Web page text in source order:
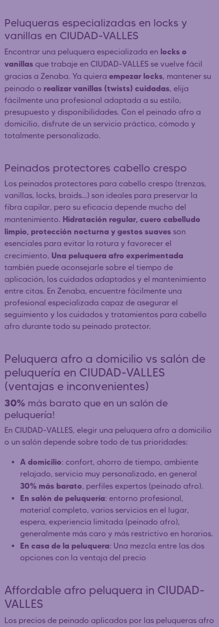
Peluqueras especializadas en locks y
vanillas en CIUDAD-VALLES
Encontrar una peluquera especializada en locks o
vanillas que trabaje en CIUDAD-VALLES se vuelve fácil
gracias a Zenaba. Ya quiera empezar locks, mantener su
peinado o realizar vanillas (twists) cuidadas, elija
fácilmente una profesional adaptada a su estilo,
presupuesto y disponibilidades. Con el peinado afro a
domicilio, disfrute de un servicio práctico, cómodo y
totalmente personalizado.
Peinados protectores cabello crespo
Los peinados protectores para cabello crespo (trenzas,
vanillas, locks, braids…) son ideales para preservar la
fibra capilar, pero su eficacia depende mucho del
mantenimiento. Hidratación regular, cuero cabelludo
limpio, protección nocturna y gestos suaves son
esenciales para evitar la rotura y favorecer el
crecimiento. Una peluquera afro experimentada
también puede aconsejarle sobre el tiempo de
aplicación, los cuidados adaptados y el mantenimiento
entre citas. En Zenaba, encuentre fácilmente una
profesional especializada capaz de asegurar el
seguimiento y los cuidados y tratamientos para cabello
afro durante todo su peinado protector.
Peluquera afro a domicilio vs salón de
peluquería en CIUDAD-VALLES
(ventajas e inconvenientes)
30% más barato que en un salón de
peluquería!
En CIUDAD-VALLES, elegir una peluquera afro a domicilio
o un salón depende sobre todo de tus prioridades:
A domicilio: confort, ahorro de tiempo, ambiente
relajado, servicio muy personalizado, en general
30% más barato, perfiles expertos (peinado afro).
En salón de peluquería: entorno profesional,
material completo, varios servicios en el lugar,
espera, experiencia limitada (peinado afro),
generalmente más caro y más restrictivo en horarios.
En casa de la peluquera: Una mezcla entre las dos
opciones con la ventaja del precio
Affordable afro peluquera in CIUDAD-
VALLES
Los precios de peinado aplicados por las peluqueras afro